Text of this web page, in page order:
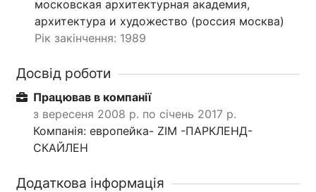
московская архитектурная академия,
архитектура и художество (россия москва)
Рік закінчення: 1989
Досвід роботи
Працював в компанії
з вересеня 2008 р. по січень 2017 р.
Компанія: европейка- ZIM -ПАРКЛЕНД-
СКАЙЛЕН
Додаткова інформація